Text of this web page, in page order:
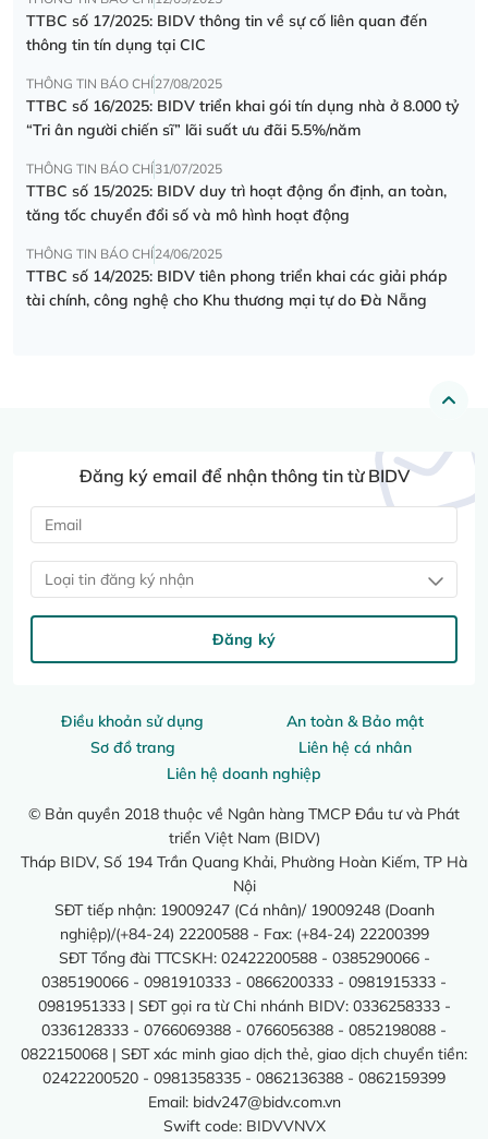
TTBC số 17/2025: BIDV thông tin về sự cố liên quan đến
thông tin tín dụng tại CIC
THÔNG TIN BÁO CHÍ27/08/2025
TTBC số 16/2025: BIDV triển khai gói tín dụng nhà ở 8.000 tỷ
“Tri ân người chiến sĩ” lãi suất ưu đãi 5.5%/năm
THÔNG TIN BÁO CHÍ31/07/2025
TTBC số 15/2025: BIDV duy trì hoạt động ổn định, an toàn,
tăng tốc chuyển đổi số và mô hình hoạt động
THÔNG TIN BÁO CHÍ24/06/2025
TTBC số 14/2025: BIDV tiên phong triển khai các giải pháp
tài chính, công nghệ cho Khu thương mại tự do Đà Nẵng
Điều khoản sử dụng
An toàn & Bảo mật
Sơ đồ trang
Liên hệ cá nhân
Liên hệ doanh nghiệp
© Bản quyền 2018 thuộc về Ngân hàng TMCP Đầu tư và Phát
triển Việt Nam (BIDV)
Tháp BIDV, Số 194 Trần Quang Khải, Phường Hoàn Kiếm, TP Hà
Nội
SĐT tiếp nhận: 19009247 (Cá nhân)/ 19009248 (Doanh
nghiệp)/(+84-24) 22200588 - Fax: (+84-24) 22200399
SĐT Tổng đài TTCSKH: 02422200588 - 0385290066 -
0385190066 - 0981910333 - 0866200333 - 0981915333 -
0981951333 | SĐT gọi ra từ Chi nhánh BIDV: 0336258333 -
0336128333 - 0766069388 - 0766056388 - 0852198088 -
0822150068 | SĐT xác minh giao dịch thẻ, giao dịch chuyển tiền:
02422200520 - 0981358335 - 0862136388 - 0862159399
Email: bidv247@bidv.com.vn
Swift code: BIDVVNVX
Đăng ký email để nhận thông tin từ BIDV
Loại tin đăng ký nhận
Đăng ký